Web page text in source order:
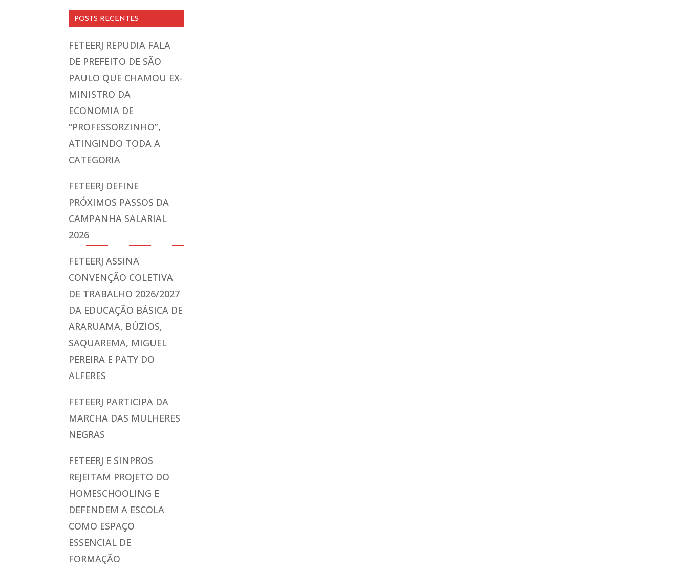
POSTS RECENTES
FETEERJ REPUDIA FALA
DE PREFEITO DE SÃO
PAULO QUE CHAMOU EX-
MINISTRO DA
ECONOMIA DE
“PROFESSORZINHO”,
ATINGINDO TODA A
CATEGORIA
FETEERJ DEFINE
PRÓXIMOS PASSOS DA
CAMPANHA SALARIAL
2026
FETEERJ ASSINA
CONVENÇÃO COLETIVA
DE TRABALHO 2026/2027
DA EDUCAÇÃO BÁSICA DE
ARARUAMA, BÚZIOS,
SAQUAREMA, MIGUEL
PEREIRA E PATY DO
ALFERES
FETEERJ PARTICIPA DA
MARCHA DAS MULHERES
NEGRAS
FETEERJ E SINPROS
REJEITAM PROJETO DO
HOMESCHOOLING E
DEFENDEM A ESCOLA
COMO ESPAÇO
ESSENCIAL DE
FORMAÇÃO